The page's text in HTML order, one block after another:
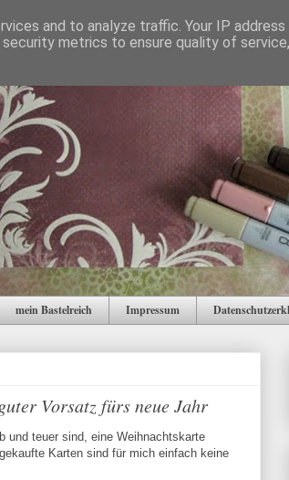
mein Bastelreich Impressum
Vorsatz fürs neue Jahr
und teuer sind, eine Weihnachtskarte
Karten sind für mich einfach keine
and to analyze traffic. Your IP address
metrics to ensure quality of